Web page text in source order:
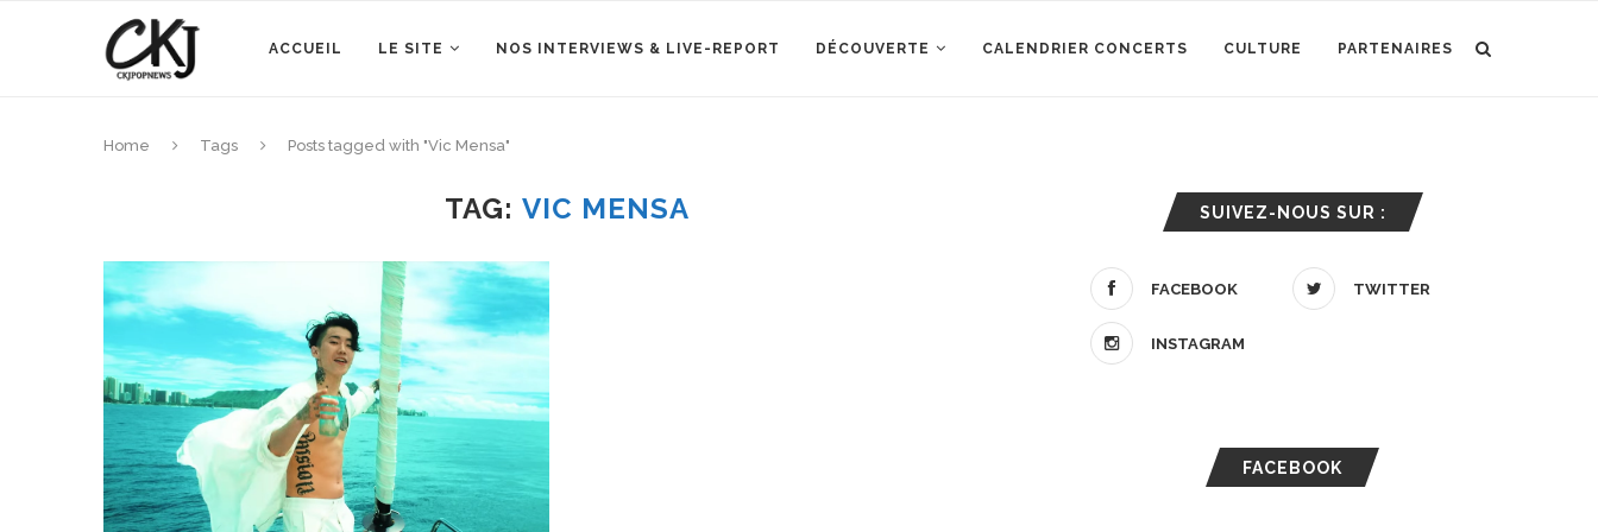
ACCUEIL LE SITE NOS INTERVIEWS & LIVE-REPORT DÉCOUVERTE CALENDRIER CONCERTS CULTURE PARTENAIRES
Home Tags Posts tagged with "Vic Mensa"
TAG: VIC MENSA SUIVEZ-NOUS SUR :
FACEBOOK TWITTER
INSTAGRAM
FACEBOOK